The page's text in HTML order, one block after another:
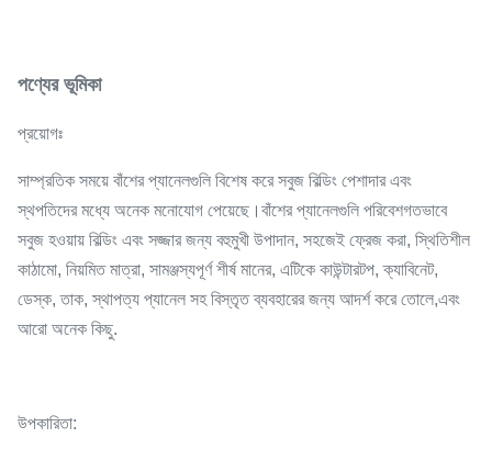
পণ্যের ভূমিকা
প্রয়োগঃ
সাম্প্রতিক সময়ে বাঁশের প্যানেলগুলি বিশেষ করে সবুজ বিল্ডিং পেশাদার এবং
স্থপতিদের মধ্যে অনেক মনোযোগ পেয়েছে।বাঁশের প্যানেলগুলি পরিবেশগতভাবে
সবুজ হওয়ায় বিল্ডিং এবং সজ্জার জন্য বহুমুখী উপাদান, সহজেই ফ্রেজ করা, স্থিতিশীল
কাঠামো, নিয়মিত মাত্রা, সামঞ্জস্যপূর্ণ শীর্ষ মানের, এটিকে কাউন্টারটপ, ক্যাবিনেট,
ডেস্ক, তাক, স্থাপত্য প্যানেল সহ বিস্তৃত ব্যবহারের জন্য আদর্শ করে তোলে,এবং
আরো অনেক কিছু.
উপকারিতা: